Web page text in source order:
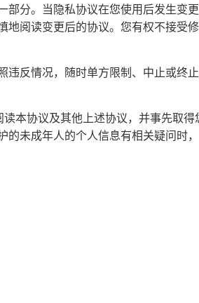
部分。当隐私协议在您使用后发生变
阅读变更后的协议。您有权不接受
违反情况，随时单方限制、中止或终
本协议及其他上述协议，并事先取
的未成年人的个人信息有相关疑问时